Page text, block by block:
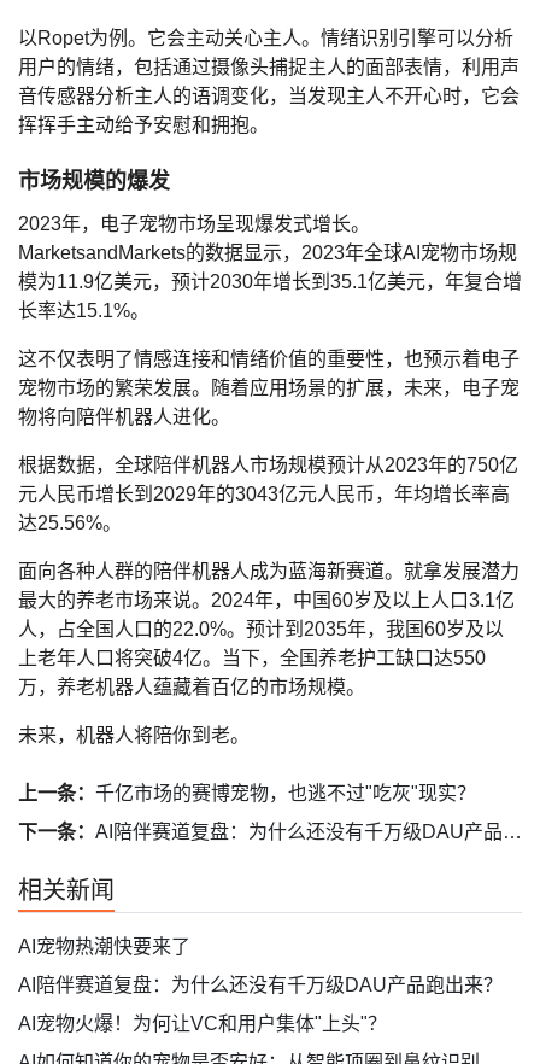
以Ropet为例。它会主动关心主人。情绪识别引擎可以分析
用户的情绪，包括通过摄像头捕捉主人的面部表情，利用声
音传感器分析主人的语调变化，当发现主人不开心时，它会
挥挥手主动给予安慰和拥抱。
市场规模的爆发
2023年，电子宠物市场呈现爆发式增长。
MarketsandMarkets的数据显示，2023年全球AI宠物市场规
模为11.9亿美元，预计2030年增长到35.1亿美元，年复合增
长率达15.1%。
这不仅表明了情感连接和情绪价值的重要性，也预示着电子
宠物市场的繁荣发展。随着应用场景的扩展，未来，电子宠
物将向陪伴机器人进化。
根据数据，全球陪伴机器人市场规模预计从2023年的750亿
元人民币增长到2029年的3043亿元人民币，年均增长率高
达25.56%。
面向各种人群的陪伴机器人成为蓝海新赛道。就拿发展潜力
最大的养老市场来说。2024年，中国60岁及以上人口3.1亿
人，占全国人口的22.0%。预计到2035年，我国60岁及以
上老年人口将突破4亿。当下，全国养老护工缺口达550
万，养老机器人蕴藏着百亿的市场规模。
未来，机器人将陪你到老。
上一条： 千亿市场的赛博宠物，也逃不过"吃灰"现实？
下一条： AI陪伴赛道复盘：为什么还没有千万级DAU产品跑出来？
相关新闻
AI宠物热潮快要来了
AI陪伴赛道复盘：为什么还没有千万级DAU产品跑出来？
AI宠物火爆！为何让VC和用户集体"上头"？